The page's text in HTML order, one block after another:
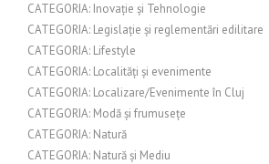
CATEGORIA: Inovație și Tehnologie
CATEGORIA: Legislație și reglementări edilitare
CATEGORIA: Lifestyle
CATEGORIA: Localități și evenimente
CATEGORIA: Localizare/Evenimente în Cluj
CATEGORIA: Modă și frumusețe
CATEGORIA: Natură
CATEGORIA: Natură și Mediu